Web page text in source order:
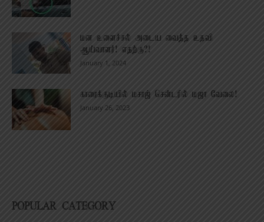
மன உளைச்சல் அடைய வைத்த உதவி
ஆய்வாளர்! எதற்கு?!
January 1, 2024
காரைக்குடியில் மசாஜ் சென்டரில் மஜா வேலை!
January 26, 2023
POPULAR CATEGORY